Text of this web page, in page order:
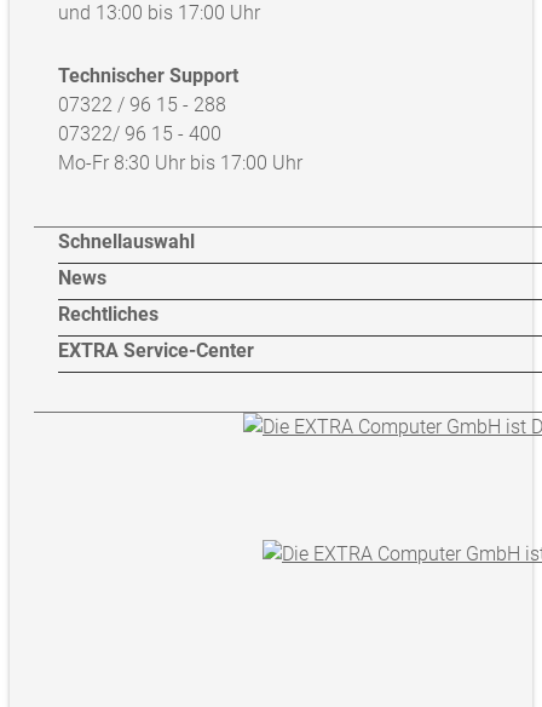
und 13:00 bis 17:00 Uhr
Technischer Support
07322 / 96 15 - 288
07322/ 96 15 - 400
Mo-Fr 8:30 Uhr bis 17:00 Uhr
Schnellauswahl
News
Rechtliches
EXTRA Service-Center